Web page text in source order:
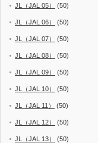
JL（JAL 05） (50)
JL（JAL 06） (50)
JL（JAL 07） (50)
JL（JAL 08） (50)
JL（JAL 09） (50)
JL（JAL 10） (50)
JL（JAL 11） (50)
JL（JAL 12） (50)
JL（JAL 13） (50)